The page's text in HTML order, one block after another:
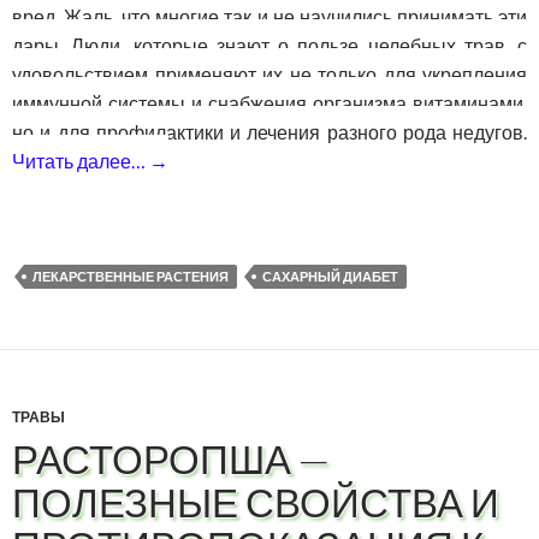
вред. Жаль, что многие так и не научились принимать эти
дары. Люди, которые знают о пользе целебных трав, с
удовольствием применяют их не только для укрепления
иммунной системы и снабжения организма витаминами,
но и для профилактики и лечения разного рода недугов.
Читать далее… →
ЛЕКАРСТВЕННЫЕ РАСТЕНИЯ САХАРНЫЙ ДИАБЕТ
ТРАВЫ
РАСТОРОПША —
ПОЛЕЗНЫЕ СВОЙСТВА И